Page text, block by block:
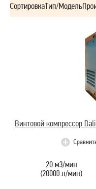
СортировкаТип/Модель
Винтовой компрессор
20 м3/мин
(20000 л/мин)